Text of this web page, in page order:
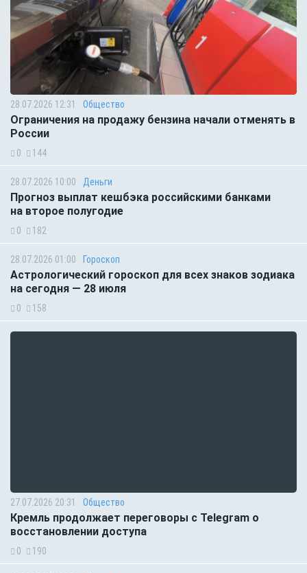
28.07.2026 12:31 Общество
Ограничения на продажу бензина начали отменять в
России
0 144
28.07.2026 10:00 Деньги
Прогноз выплат кешбэка российскими банками
на второе полугодие
0 182
28.07.2026 01:00 Гороскоп
Астрологический гороскоп для всех знаков зодиака
на сегодня — 28 июля
0 158
27.07.2026 20:31 Общество
Кремль продолжает переговоры с Telegram о
восстановлении доступа
0 190